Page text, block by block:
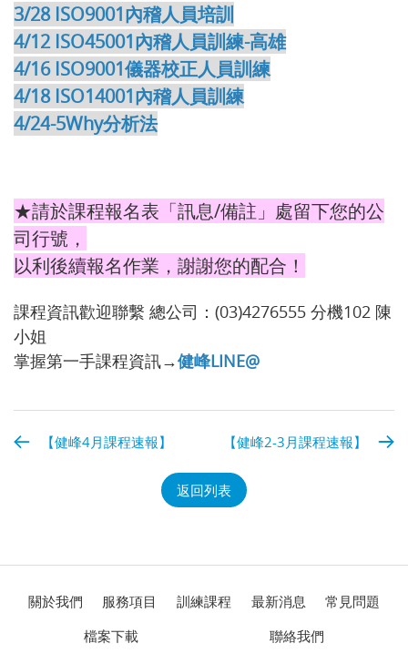
3/28 ISO9001內稽人員培訓
4/12 ISO45001內稽人員訓練-高雄
4/16 ISO9001儀器校正人員訓練
4/18 ISO14001內稽人員訓練
4/24-5Why分析法
★請於課程報名表「訊息/備註」處留下您的公
司行號，
以利後續報名作業，謝謝您的配合！
課程資訊歡迎聯繫 總公司：(03)4276555 分機102 陳
小姐
掌握第一手課程資訊→健峰LINE@
【健峰4月課程速報】 【健峰2-3月課程速報】
返回列表
關於我們 服務項目 訓練課程 最新消息
常見問題
檔案下載
聯絡我們